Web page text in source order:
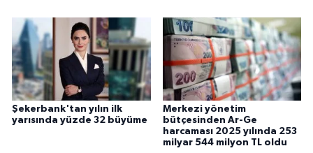
Şekerbank'tan yılın ilk
yarısında yüzde 32 büyüme
Merkezi yönetim
bütçesinden Ar-Ge
harcaması 2025 yılında 253
milyar 544 milyon TL oldu